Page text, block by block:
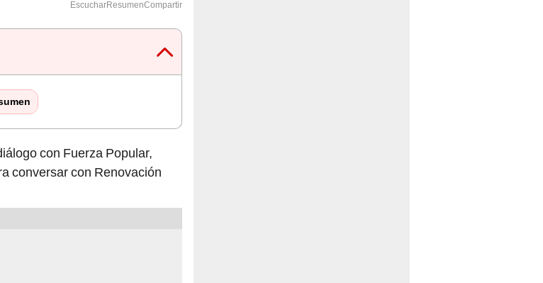
EscucharResumenCompartir
con Fuerza Popular,
conversar con Renovación